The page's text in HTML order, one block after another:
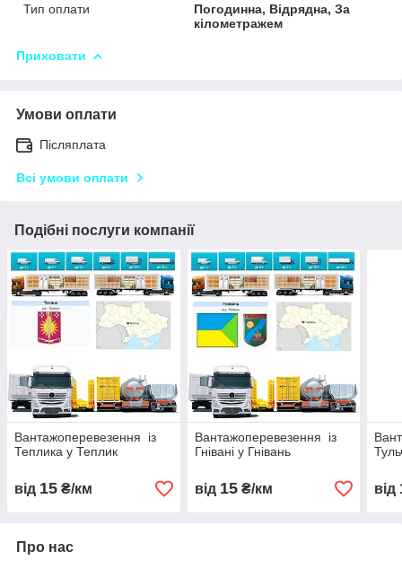
Тип оплати
Погодинна, Відрядна, За
кілометражем
Приховати
Умови оплати
Післяплата
Всі умови оплати
Подібні послуги компанії
Вантажоперевезення із
Теплика у Теплик
від 15 ₴/км
Вантажоперевезення із
Гнівані у Гнівань
від 15₴/км від
Про нас